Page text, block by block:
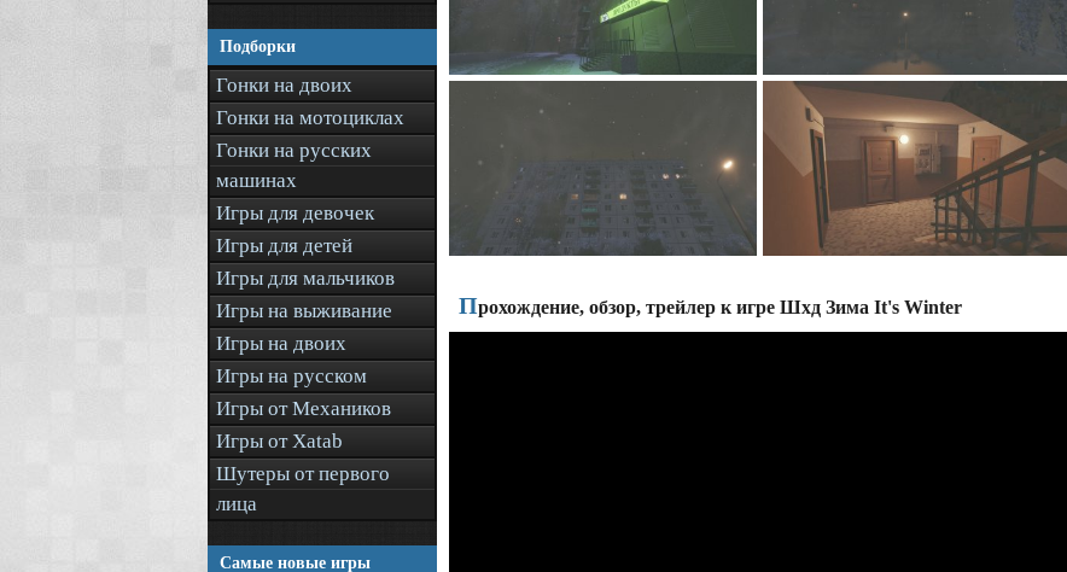
Подборки
Гонки на двоих
Гонки на мотоциклах
Гонки на русских
машинах
Игры для девочек
Игры для детей
Игры для мальчиков
Игры на выживание
Игры на двоих
Игры на русском
Игры от Механиков
Игры от Xatab
Шутеры от первого
лица
Самые новые игры
Прохождение, обзор, трейлер к игре Шхд Зима It's Winter